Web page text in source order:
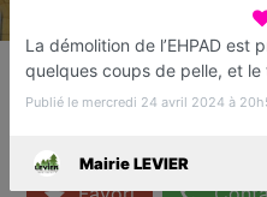
Mairie
Mairie
La démolition de l’EHPAD est
quelques coups de pelle, et
Publié le mercredi 24 avril 2024 à
Mairie LEVIER